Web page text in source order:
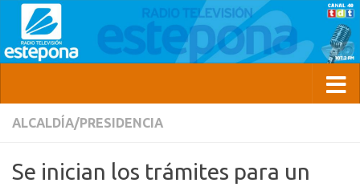
ALCALDÍA/PRESIDENCIA
Se inician los trámites para un